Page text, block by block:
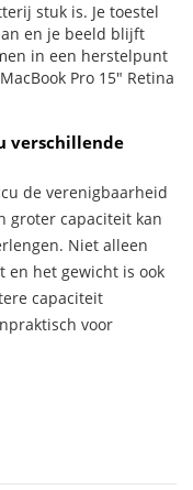
stuk is. Je toestel
en je beeld blijft
in een herstelpunt
Pro 15" Retina
verschillende
de verenigbaarheid
groter capaciteit kan
Niet alleen
en het gewicht is ook
capaciteit
voor